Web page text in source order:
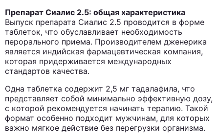
Препарат Сиалис 2.5: общая характеристика
Выпуск препарата Сиалис 2.5 проводится в форме
таблеток, что обуславливает необходимость
перорального приема. Производителем дженерика
является индийская фармацевтическая компания,
которая придерживается международных
стандартов качества.
Одна таблетка содержит 2,5 мг тадалафила, что
представляет собой минимально эффективную дозу,
с которой рекомендуется начинать терапию. Такой
формат особенно подходит мужчинам, для которых
важно мягкое действие без перегрузки организма.